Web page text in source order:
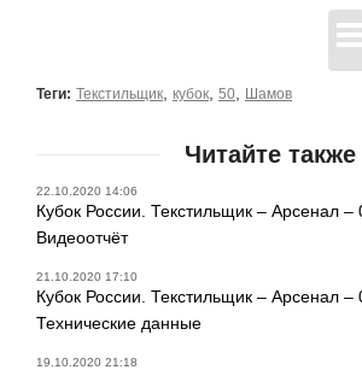
Теги: Текстильщик кубок 50 Шамов
Читайте также
22.10.2020 14:06
Кубок России. Текстильщик – Арсенал –
Видеоотчёт
21.10.2020 17:10
Кубок России. Текстильщик – Арсенал –
Технические данные
19.10.2020 21:18